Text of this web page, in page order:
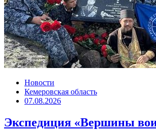
Новости
Кемеровская область
07.08.2026
Экспедиция «Вершины